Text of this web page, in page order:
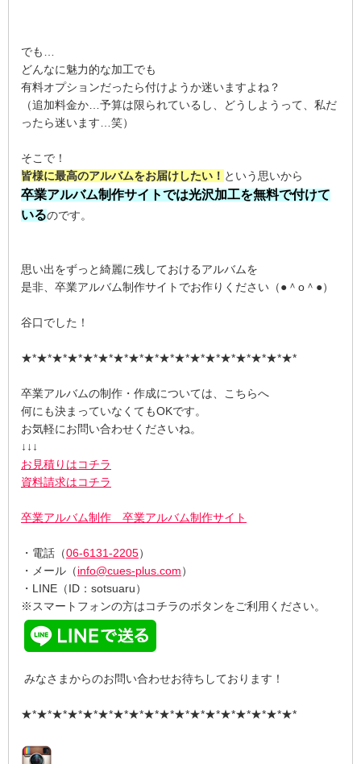
でも…
どんなに魅力的な加工でも
有料オプションだったら付けようか迷いますよね？
（追加料金か…予算は限られているし、どうしようって、私だ
ったら迷います…笑）
そこで！
皆様に最高のアルバムをお届けしたい！ という思いから
卒業アルバム制作サイトでは光沢加工を無料で付けて
いるのです。
思い出をずっと綺麗に残しておけるアルバムを
是非、卒業アルバム制作サイトでお作りください（●＾o＾●）
谷口でした！
★*★*★*★*★*★*★*★*★*★*★*★*★*★*★*★*★*★*
卒業アルバムの制作・作成については、こちらへ
何にも決まっていなくてもOKです。
お気軽にお問い合わせくださいね。
↓↓↓
お見積りはコチラ
資料請求はコチラ
卒業アルバム制作 卒業アルバム制作サイト
・電話（06-6131-2205）
・メール（info@cues-plus.com）
・LINE（ID：sotsuaru）
※スマートフォンの方はコチラのボタンをご利用ください。
みなさまからのお問い合わせお待ちしております！
★*★*★*★*★*★*★*★*★*★*★*★*★*★*★*★*★*★*